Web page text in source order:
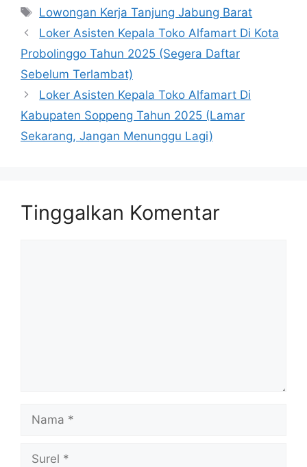
Tag
Lowongan Kerja Tanjung Jabung Barat
Loker Asisten Kepala Toko Alfamart Di Kota
Probolinggo Tahun 2025 (Segera Daftar
Sebelum Terlambat)
Loker Asisten Kepala Toko Alfamart Di
Kabupaten Soppeng Tahun 2025 (Lamar
Sekarang, Jangan Menunggu Lagi)
Tinggalkan Komentar
Nama
Surel